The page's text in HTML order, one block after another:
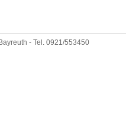
- Tel. 0921/553450